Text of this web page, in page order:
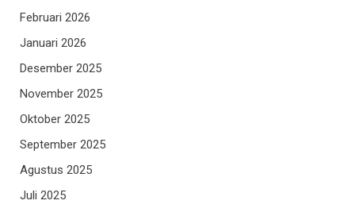
Februari 2026
Januari 2026
Desember 2025
November 2025
Oktober 2025
September 2025
Agustus 2025
Juli 2025